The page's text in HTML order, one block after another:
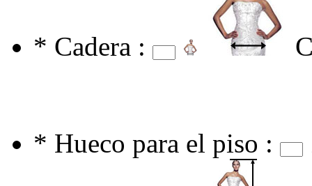
* Cadera :
* Hueco para el piso :